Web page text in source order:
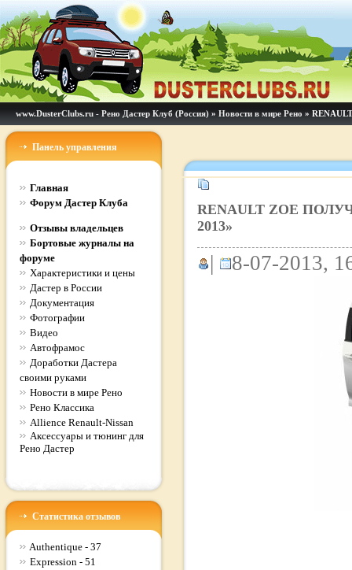
www.DusterClubs.ru - Рено Дастер Клуб (Россия) » Новости в мире Рено »
Панель управления
Главная
Форум Дастер Клуба
Отзывы владельцев
Бортовые журналы на
форуме
Характеристики и цены
Дастер в России
Документация
Фотографии
Видео
Автофрамос
Доработки Дастера
своими руками
Новости в мире Рено
Рено Классика
Allience Renault-Nissan
Аксессуары и тюнинг для
Рено Дастер
Статистика отзывов
Authentique - 37
Expression - 51
RENAULT ZOE
2013»
| 8-07-2013,